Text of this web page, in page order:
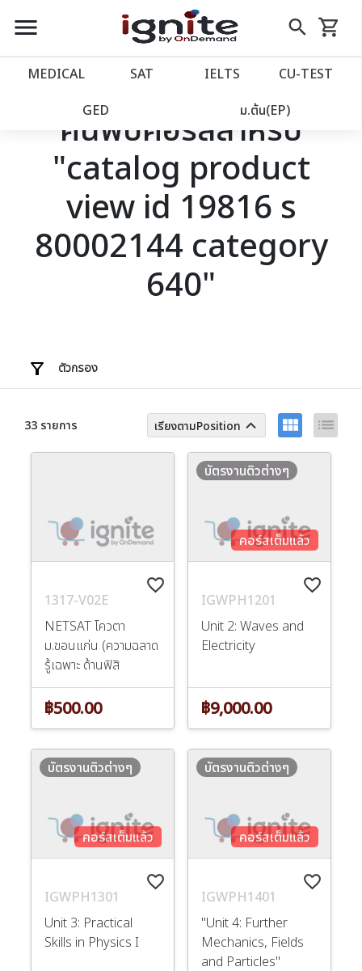
close
account_balance หน้าแรก
เว็บไซต์อิกไนท์
โปรโมชั่น
วางแผนการเรียน
account_circle เข้าสู่ระบบ
menu search
Skip
to
shopping_cart
รถเข็น
MEDICAL SAT IELTS CU‑TEST
GED ม.ต้น(EP)
ค้นพบคอร์สสำหรับ
"catalog product
view id 19816 s
80002144 category
640"
ตัวกรอง
33 รายการ เรียงตามPosition keyboard_arrow_up view_module list
favorite_border
1317-V02E
NETSAT โควตา
ม.ขอนแก่น (ความฉลาด
รู้เฉพาะ ด้านฟิสิ
฿500.00
favorite_border
IGWPH1201
Unit 2: Waves and
Electricity
คอร์สเต็มแล้ว
บัตรงานติวต่างๆ
฿9,000.00
favorite_border
IGWPH1301
Unit 3: Practical
Skills in Physics I
คอร์สเต็มแล้ว
บัตรงานติวต่างๆ
favorite_border
IGWPH1401
"Unit 4: Further
Mechanics, Fields
and Particles"
คอร์สเต็มแล้ว
บัตรงานติวต่างๆ